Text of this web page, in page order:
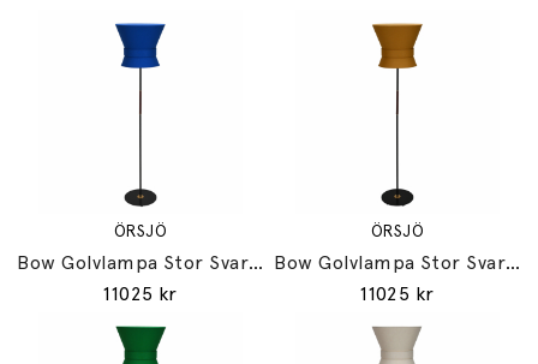
ÖRSJÖ
Bow Golvlampa Stor Svart/Midnight Blue
11025 kr
ÖRSJÖ
Bow Golvlampa Stor Svart/Yellow Ochre
11025 kr